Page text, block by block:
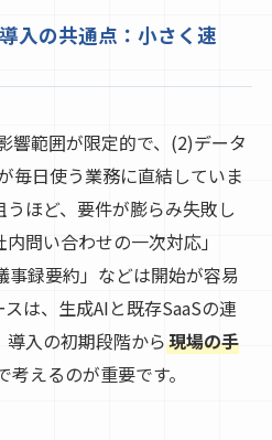
入の共通点：小さく速
響範囲が限定的で、(2)データ
毎日使う業務に直結していま
ほど、要件が膨らみ失敗し
問い合わせの一次対応」
事録要約」などは開始が容易
は、生成AIと既存SaaSの連
入の初期段階から現場の手
考えるのが重要です。